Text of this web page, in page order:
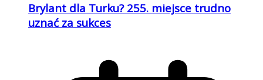
Brylant dla Turku? 255. miejsce trudno
uznać za sukces